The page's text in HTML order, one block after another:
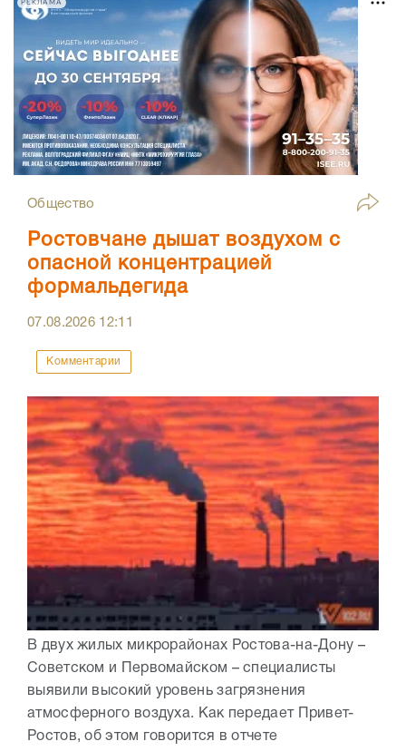
РЕКЛАМА
Общество
Ростовчане дышат воздухом с
опасной концентрацией
формальдегида
07.08.2026 12:11
Комментарии
В двух жилых микрорайонах Ростова-на-Дону –
Советском и Первомайском – специалисты
выявили высокий уровень загрязнения
атмосферного воздуха. Как передает Привет-
Ростов, об этом говорится в отчете